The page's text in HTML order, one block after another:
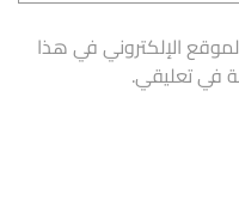
الإلكتروني في هذا
في تعليقي.